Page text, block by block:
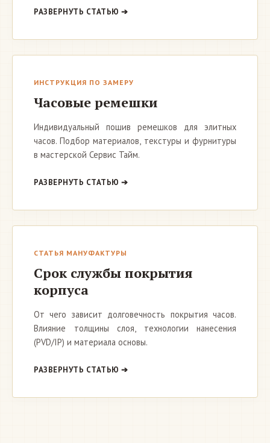
РАЗВЕРНУТЬ СТАТЬЮ ➔
ИНСТРУКЦИЯ ПО ЗАМЕРУ
Часовые ремешки
Индивидуальный пошив ремешков для элитных
часов. Подбор материалов, текстуры и фурнитуры
в мастерской Сервис Тайм.
РАЗВЕРНУТЬ СТАТЬЮ ➔
СТАТЬЯ МАНУФАКТУРЫ
Срок службы покрытия
корпуса
От чего зависит долговечность покрытия часов.
Влияние толщины слоя, технологии нанесения
(PVD/IP) и материала основы.
РАЗВЕРНУТЬ СТАТЬЮ ➔